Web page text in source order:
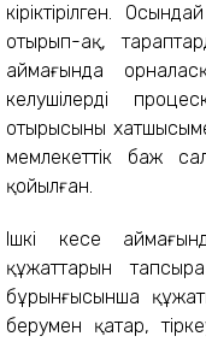
кіріктірілген.
отырып-ақ,
аймағында
келушілерді
отырысының
мемлекеттік баж
қойылған.
Ішкі кеңсе
құжаттарын
бұрынғысынша
берумен қатар,